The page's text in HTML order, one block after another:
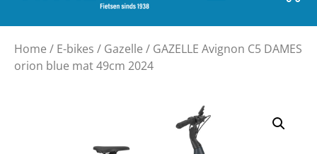
Home / E-bikes / Gazelle / GAZELLE Avignon C5 DAMES
orion blue mat 49cm 2024